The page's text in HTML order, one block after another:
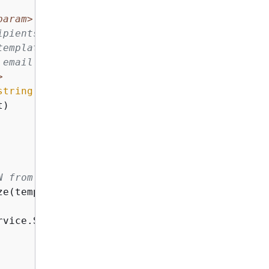
template.
)
from either a class or a dynamic object.